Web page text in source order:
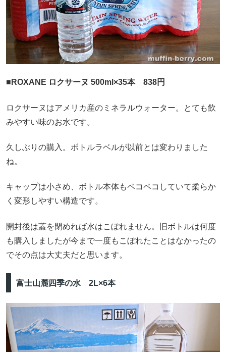
■ROXANE ロクサーヌ 500ml×35本 838円
ロクサーヌはアメリカ産のミネラルウォーター。とても飲
みやすい味のお水です。
久しぶりの購入。ボトルラベルが以前とは変わりました
ね。
キャップは小さめ、ボトル本体もペコペコしていて柔らか
く変形しやすい構造です。
開封後は蓋を閉めれば水はこぼれません。旧ボトルは何度
も購入しましたが今まで一度もこぼれたことはなかったの
でその点は大丈夫だと思います。
富士山麓四季の水 2L×6本